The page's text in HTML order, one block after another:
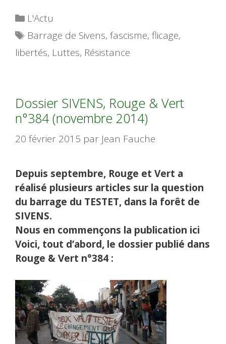
Catégories
L'Actu
Étiquettes
Barrage de Sivens,fascisme,flicage,
libertés, Luttes, Résistance
Dossier SIVENS, Rouge & Vert
n°384 (novembre 2014)
20 février 2015 par Jean Fauche
Depuis septembre, Rouge et Vert a
réalisé plusieurs articles sur la question
du barrage du TESTET, dans la forêt de
SIVENS.
Nous en commençons la publication ici
Voici, tout d’abord, le dossier publié dans
Rouge & Vert n°384 :